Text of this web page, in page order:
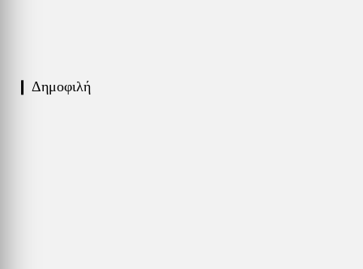
❙ Δημοφιλή